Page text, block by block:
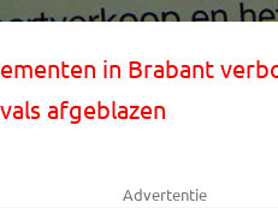
in Brabant
afgeblazen
Advertentie